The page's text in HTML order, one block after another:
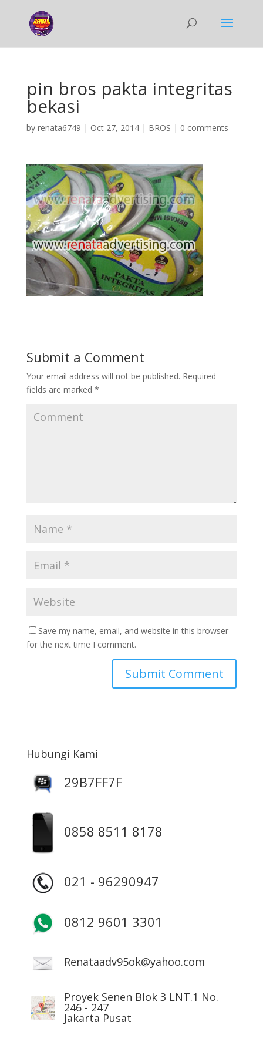
pin bros pakta integritas
bekasi
by renata6749 | Oct 27, 2014| BROS | 0 comments
Submit a Comment
Your email address will not be published. Required
fields are marked *
Save my name, email, and website in this browser
for the next time I comment.
Hubungi Kami
29B7FF7F
0858 8511 8178
021 - 96290947
0812 9601 3301
Renataadv95ok@yahoo.com
Proyek Senen Blok 3 LNT.1 No.
246 - 247
Jakarta Pusat